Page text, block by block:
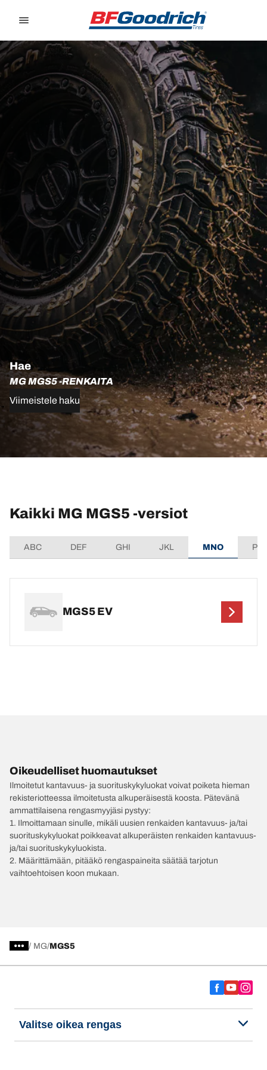
Hae
MG MGS5 -RENKAITA
Viimeistele haku
Kaikki MG MGS5 -versiot
ABC DEF GHI JKL MNO
MGS5 EV
Oikeudelliset huomautukset
Ilmoitetut kantavuus- ja suorituskykyluokat voivat poiketa hieman
rekisteriotteessa ilmoitetusta alkuperäisestä koosta. Pätevänä
ammattilaisena rengasmyyjäsi pystyy:
1. Ilmoittamaan sinulle, mikäli uusien renkaiden kantavuus- ja/tai
suorituskykyluokat poikkeavat alkuperäisten renkaiden kantavuus-
ja/tai suorituskykyluokista.
2. Määrittämään, pitääkö rengaspaineita säätää tarjotun
vaihtoehtoisen koon mukaan.
/ MG MGS5
Valitse oikea rengas